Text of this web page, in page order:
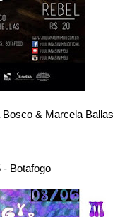
& Marcela Ballas
- Botafogo